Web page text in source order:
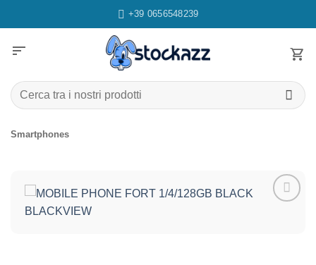
ai
+39 0656548239
sort
Cerca:
Smartphones